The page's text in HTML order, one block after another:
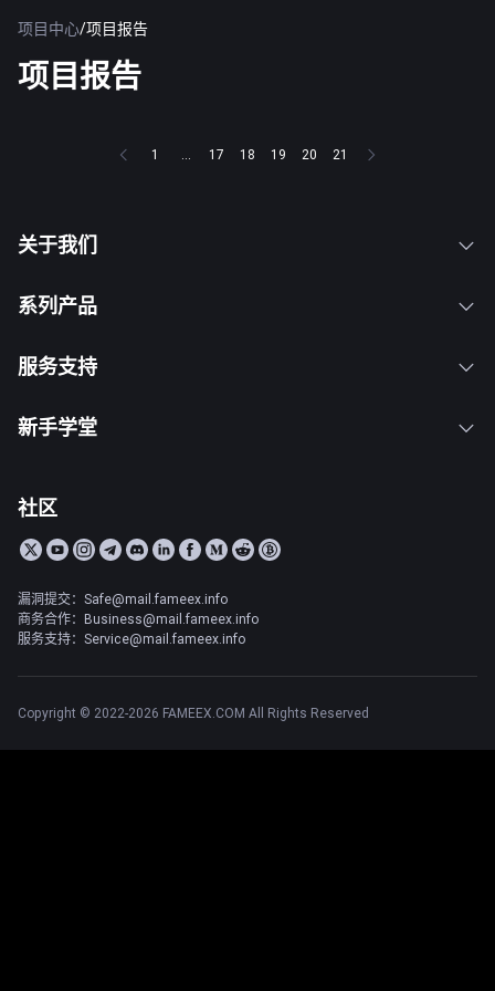
项目中心/项目报告
项目报告
1 ... 17 18 19 20 21
关于我们
系列产品
服务支持
新手学堂
社区
漏洞提交：Safe@mail.fameex.info
商务合作：Business@mail.fameex.info
服务支持：Service@mail.fameex.info
Copyright © 2022-2026 FAMEEX.COM All Rights Reserved